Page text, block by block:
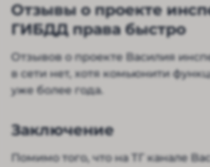
Отзывы о проекте
ГИБДД права быстро
Отзывов о проекте Василия
в сети нет, хотя комьюнити
уже более года.
Заключение
Помимо того, что на ТГ канале